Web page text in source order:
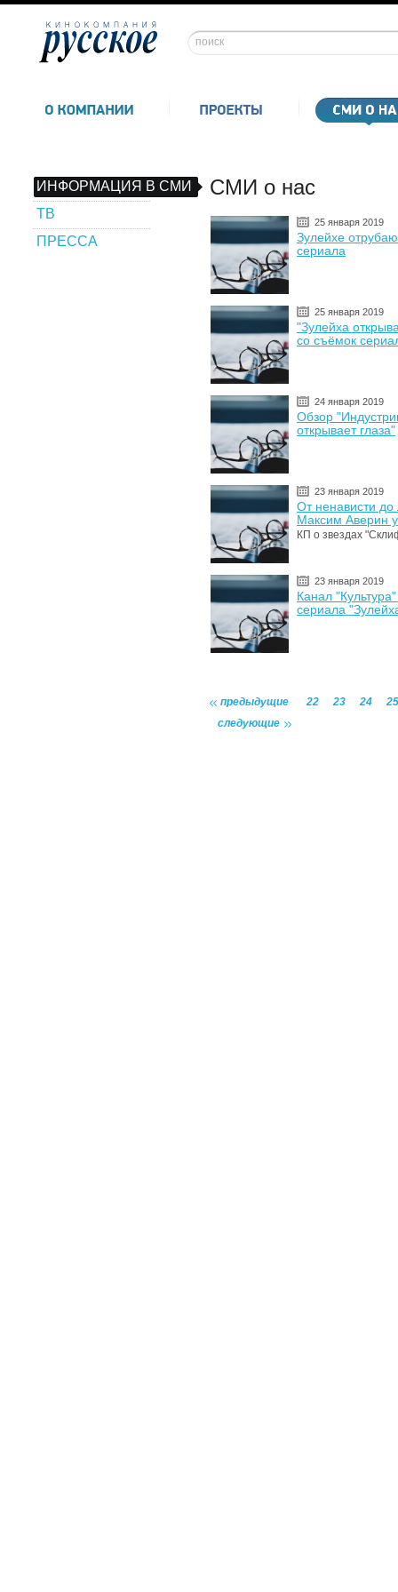
ИНФОРМАЦИЯ В СМИ
ТВ
ПРЕССА
СМИ о нас
25 января 2019
Зулейхе
сериала
25 января 2019
"Зулейха
со съёмок
24 января 2019
Обзор
открывает глаза"
23 января 2019
От ненависти
Максим Аверин
КП о звездах
23 января 2019
Канал
сериала
предыдущие 22 23 24
25
следующие